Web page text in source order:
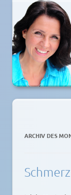
ARCHIV DES
springen